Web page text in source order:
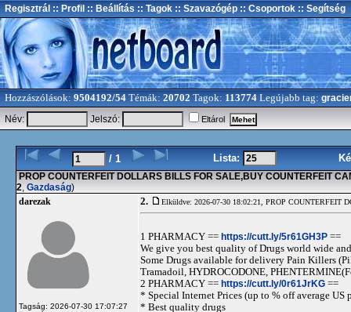
Regisztrál :: Profil :: Beállítás :: Tagok :: Szavazógép :: Csoportok :: Segítség
Hozzászólások: 9504192/54 Témák: 20702 Tagok: 113774 Legújabb tag:
Név:
Jelszó: Eltárol
/ 1 Lista:
PROP COUNTERFEIT DOLLARS BILLS FOR SALE,BUY COUNTERFEIT
2, Gazdaság)
darezak
Tagság: 2026-07-30 17:07:27
2. Elküldve: 2026-07-30 18:02:21, PROP COUNTERFEIT
1 PHARMACY == https://cutt.ly/5r61GH3P ==
We give you best quality of Drugs world wide
Some Drugs available for delivery Pain Killers
Tramadoil, HYDROCODONE,
2 PHARMACY == https://cutt.ly/0r61JrKG ==
* Special Internet Prices (up to % off average US
* Best quality drugs